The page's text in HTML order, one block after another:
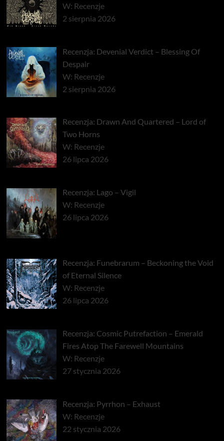
W: Recenzje
2 sierpnia 2026
Recenzja: Devenial Verdict – Blessing Of
Despair
W: Recenzje
2 sierpnia 2026
Recenzja: Drawn And Quartered – Lord of
Two Horns
W: Recenzje
26 lipca 2026
Recenzja: Lago – Vigil
W: Recenzje
26 lipca 2026
Recenzja: Funebrarum – Beckoning the Void
of Eternal Silence
W: Recenzje
26 lipca 2026
Recenzja: Cosmic Putrefaction – Emerald
Fires Atop The Farewell Mountains
W: Recenzje
27 stycznia 2026
Recenzja: Pyrrhon – Exhaust
W: Recenzje
22 stycznia 2026